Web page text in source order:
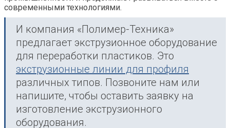
современными технологиями.
И компания «Полимер-Техника»
предлагает экструзионное оборудование
для переработки пластиков. Это
экструзионные линии для профиля
различных типов. Позвоните нам или
напишите, чтобы оставить заявку на
изготовление экструзионного
оборудования.